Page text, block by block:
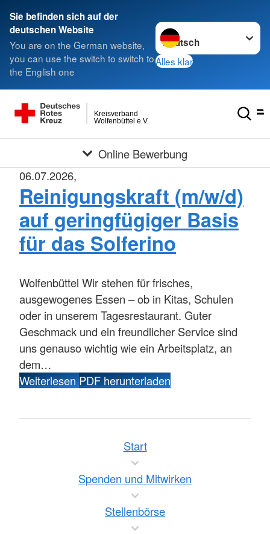
Sie befinden sich auf der
deutschen Website
You are on the German website,
you can use the switch to switch to
the English one
Sprache wechseln zu
Alles klar
Wolfenbüttel e.V.
Kreisverband
Online Bewerbung
06.07.2026,
Reinigungskraft (m/w/d)
auf geringfügiger Basis
für das Solferino
Wolfenbüttel Wir stehen für frisches,
ausgewogenes Essen – ob in Kitas, Schulen
oder in unserem Tagesrestaurant. Guter
Geschmack und ein freundlicher Service sind
uns genauso wichtig wie ein Arbeitsplatz, an
dem…
WeiterlesenPDF herunterladen
Start
Spenden und Mitwirken
Stellenbörse